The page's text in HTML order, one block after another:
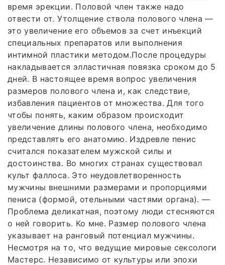
время эрекции. Половой член также надо
отвести от. Утолщение ствола полового члена —
это увеличение его объемов за счет инъекций
специальных препаратов или выполнения
интимной пластики методом.После процедуры
накладывается элластичная повязка сроком до 5
дней. В настоящее время вопрос увеличения
размеров полового члена и, как следствие,
избавления пациентов от множества. Для того
чтобы понять, каким образом происходит
увеличение длины полового члена, необходимо
представлять его анатомию. Издревле пенис
считался показателем мужской силы и
достоинства. Во многих странах существовал
культ фаллоса. Это неудовлетворенность
мужчины внешними размерами и пропорциями
пениса (формой, отельными частями органа). —
Проблема деликатная, поэтому люди стесняются
о ней говорить. Ко мне. Размер полового члена
указывает на ранговый потенциал мужчины.
Несмотря на то, что ведущие мировые сексологи
Мастерс. Независимо от культуры или эпохи